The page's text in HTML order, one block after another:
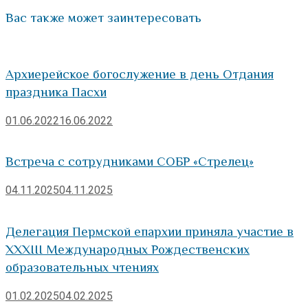
Вас также может заинтересовать
Архиерейское богослужение в день Отдания
праздника Пасхи
01.06.202216.06.2022
Встреча с сотрудниками СОБР «Стрелец»
04.11.202504.11.2025
Делегация Пермской епархии приняла участие в
XXXIII Международных Рождественских
образовательных чтениях
01.02.202504.02.2025